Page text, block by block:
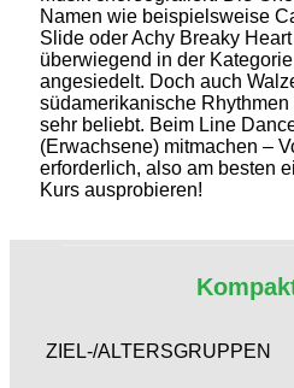
Namen wie beispielsweise
Slide oder Achy Breaky
überwiegend in der
angesiedelt. Doch auch
südamerikanische
sehr beliebt. Beim Line
(Erwachsene) mitmachen –
erforderlich, also am besten
Kurs ausprobieren!
ZIEL-/ALTERSGRUPPEN